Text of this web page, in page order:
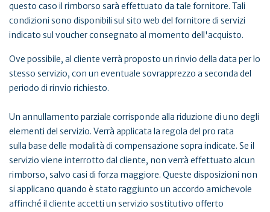
questo caso il rimborso sarà effettuato da tale fornitore. Tali
condizioni sono disponibili sul sito web del fornitore di servizi
indicato sul voucher consegnato al momento dell'acquisto.
Ove possibile, al cliente verrà proposto un rinvio della data per lo
stesso servizio, con un eventuale sovrapprezzo a seconda del
periodo di rinvio richiesto.
Un annullamento parziale corrisponde alla riduzione di uno degli
elementi del servizio. Verrà applicata la regola del pro rata
sulla base delle modalità di compensazione sopra indicate. Se il
servizio viene interrotto dal cliente, non verrà effettuato alcun
rimborso, salvo casi di forza maggiore. Queste disposizioni non
si applicano quando è stato raggiunto un accordo amichevole
affinché il cliente accetti un servizio sostitutivo offerto